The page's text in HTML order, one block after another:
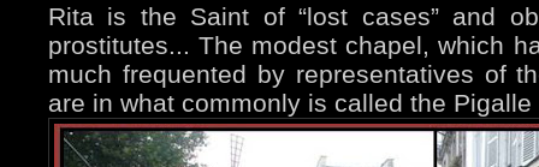
Rita is the Saint of “lost cases” and
prostitutes... The modest chapel, which
much frequented by representatives of
are in what commonly is called the Pigalle